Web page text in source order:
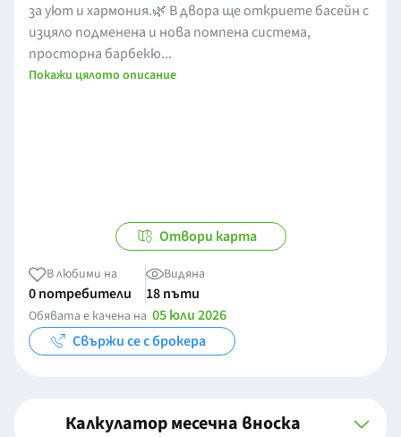
за уют и хармония.🌿 В двора ще откриете басейн с
изцяло подменена и нова помпена система,
просторна барбекю...
Покажи цялото описание
Отвори карта
В любими на
0 потребители
Видяна
18 пъти
Обявата е качена на 05 юли 2026
Свържи се с брокера
Калкулатор месечна вноска